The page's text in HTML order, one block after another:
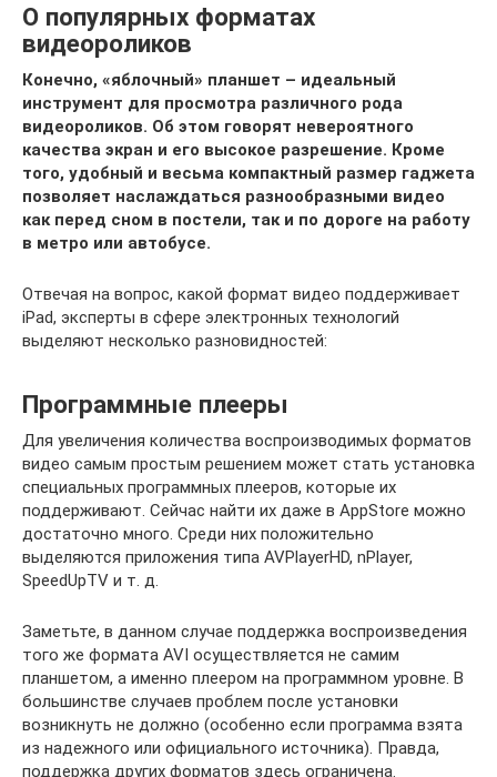
О популярных форматах
видеороликов
Конечно, «яблочный» планшет – идеальный
инструмент для просмотра различного рода
видеороликов. Об этом говорят невероятного
качества экран и его высокое разрешение. Кроме
того, удобный и весьма компактный размер гаджета
позволяет наслаждаться разнообразными видео
как перед сном в постели, так и по дороге на работу
в метро или автобусе.
Отвечая на вопрос, какой формат видео поддерживает
iPad, эксперты в сфере электронных технологий
выделяют несколько разновидностей:
Программные плееры
Для увеличения количества воспроизводимых форматов
видео самым простым решением может стать установка
специальных программных плееров, которые их
поддерживают. Сейчас найти их даже в AppStore можно
достаточно много. Среди них положительно
выделяются приложения типа AVPlayerHD, nPlayer,
SpeedUpTV и т. д.
Заметьте, в данном случае поддержка воспроизведения
того же формата AVI осуществляется не самим
планшетом, а именно плеером на программном уровне. В
большинстве случаев проблем после установки
возникнуть не должно (особенно если программа взята
из надежного или официального источника). Правда,
поддержка других форматов здесь ограничена.